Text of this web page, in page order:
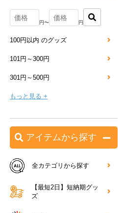
円〜 円
100円以内 のグッズ
101円～300円
301円～500円
もっと見る +
アイテムから探す
全カテゴリから探す
【最短2日】短納期グッ
ズ